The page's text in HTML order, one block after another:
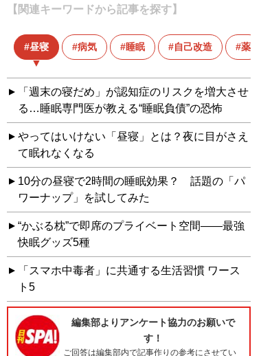
【関連キーワードから記事を探す】
昼寝 病気 睡眠 自己改造 薬
「週末の寝だめ」が認知症のリスクを増大させ
る…睡眠専門医が教える“睡眠負債”の恐怖
やってはいけない「昼寝」とは？夜に目がさえ
て眠れなくなる
10分の昼寝で2時間の睡眠効果？ 話題の「パ
ワーナップ」を試してみた
“かぶる枕”で即席のプライベート空間――最強
快眠グッズ5種
「スマホ中毒者」に共通する生活習慣 ワース
ト5